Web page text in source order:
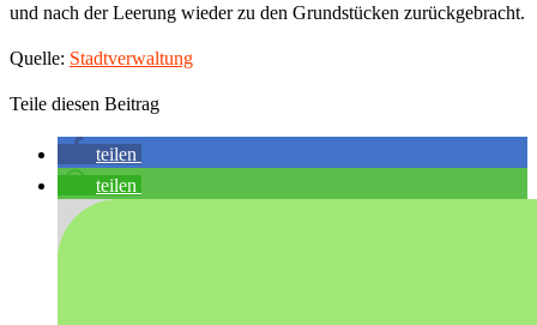
und nach der Leerung wieder zu den Grundstücken zurückgebracht.
Quelle: Stadtverwaltung
Teile diesen Beitrag
teilen
teilen